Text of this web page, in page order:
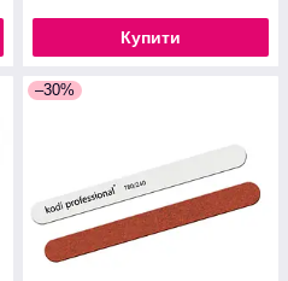
Купити
–30%